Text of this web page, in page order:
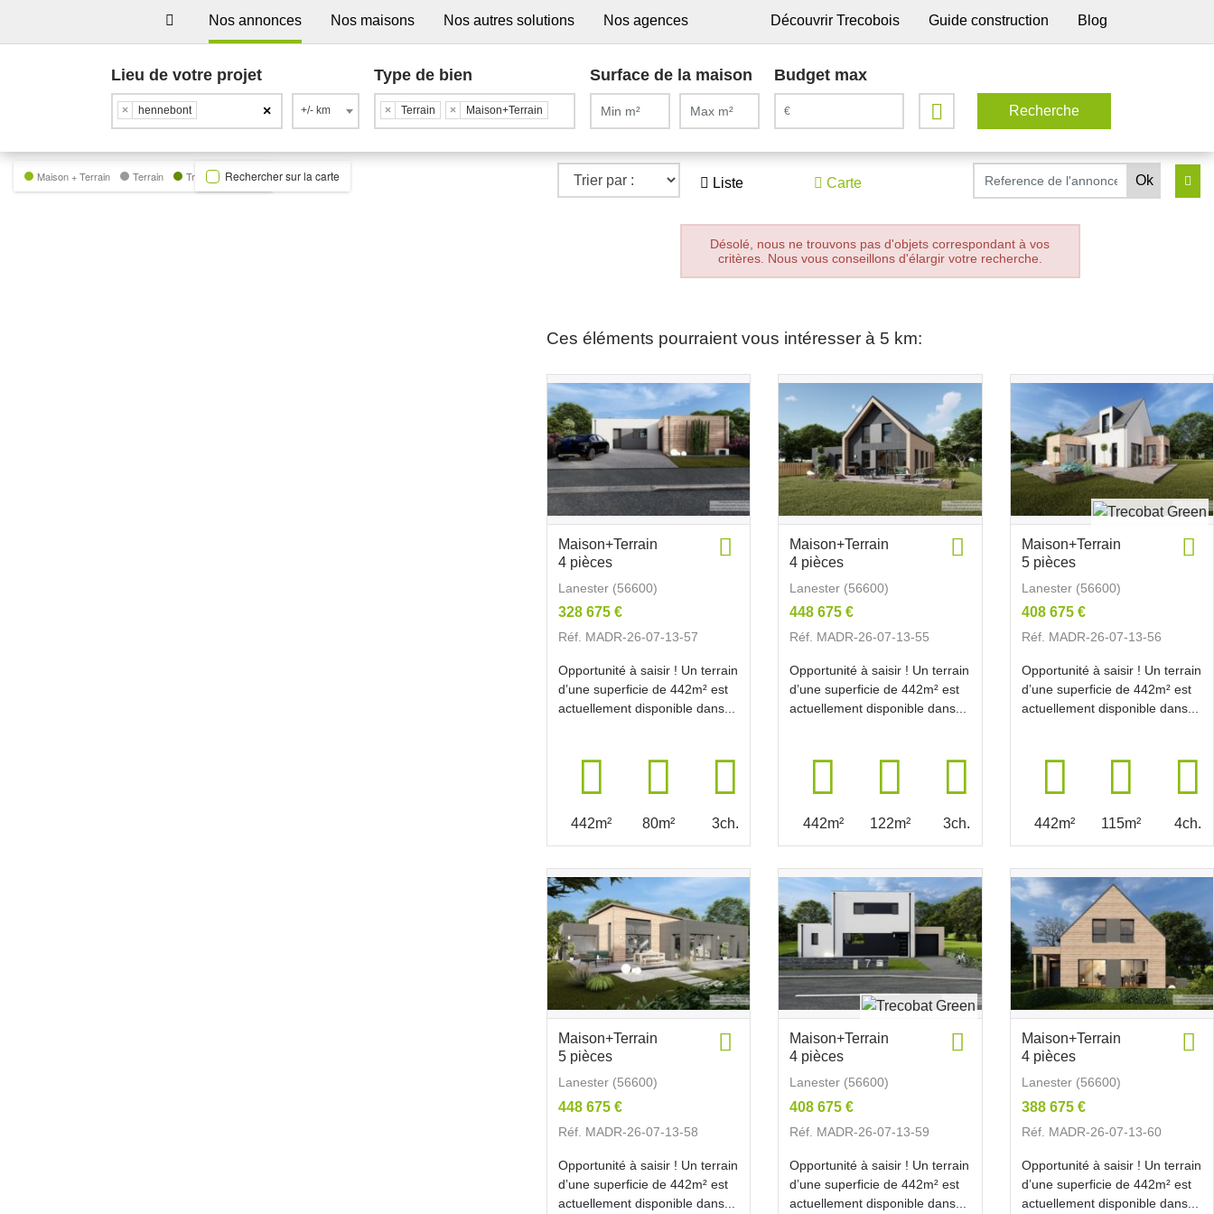
Nos annonces Nos maisons Nos autres solutions Nos agences Découvrir Trecobois Guide construction Blog
Lieu de votre projet
×
× hennebont +/- km
Type de bien
× Terrain × Maison+Terrain
Surface de la maison Budget max
Liste Carte
Maison + Terrain Terrain Trecobat GreenRechercher sur la carte
Désolé, nous ne trouvons pas d'objets correspondant à vos
critères. Nous vous conseillons d'élargir votre recherche.
Ces éléments pourraient vous intéresser à 5 km:
Maison+Terrain
4 pièces
Lanester (56600)
328 675 €
Réf. MADR-26-07-13-57
Opportunité à saisir ! Un terrain
d’une superficie de 442m² est
actuellement disponible dans...
442m² 80m² 3ch.
Maison+Terrain
4 pièces
Lanester (56600)
448 675 €
Réf. MADR-26-07-13-55
Opportunité à saisir ! Un terrain
d’une superficie de 442m² est
actuellement disponible dans...
442m² 122m² 3ch.
Maison+Terrain
5 pièces
Lanester (56600)
408 675 €
Réf. MADR-26-07-13-56
Opportunité à saisir ! Un terrain
d’une superficie de 442m² est
actuellement disponible dans...
442m² 115m² 4ch.
Maison+Terrain
5 pièces
Lanester (56600)
448 675 €
Réf. MADR-26-07-13-58
Opportunité à saisir ! Un terrain
d’une superficie de 442m² est
actuellement disponible dans...
Maison+Terrain
4 pièces
Lanester (56600)
408 675 €
Réf. MADR-26-07-13-59
Opportunité à saisir ! Un terrain
d’une superficie de 442m² est
actuellement disponible dans...
Maison+Terrain
4 pièces
Lanester (56600)
388 675 €
Réf. MADR-26-07-13-60
Opportunité à saisir ! Un terrain
d’une superficie de 442m² est
actuellement disponible dans...